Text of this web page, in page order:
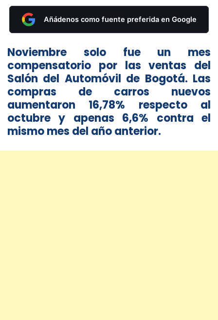
Añádenos como fuente preferida en Google
Noviembre solo fue un mes
compensatorio por las ventas del
Salón del Automóvil de Bogotá. Las
compras de carros nuevos
aumentaron 16,78% respecto al
octubre y apenas 6,6% contra el
mismo mes del año anterior.